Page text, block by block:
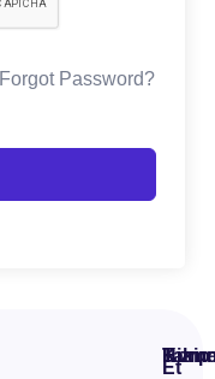
Forgot Password?
Takip
Et